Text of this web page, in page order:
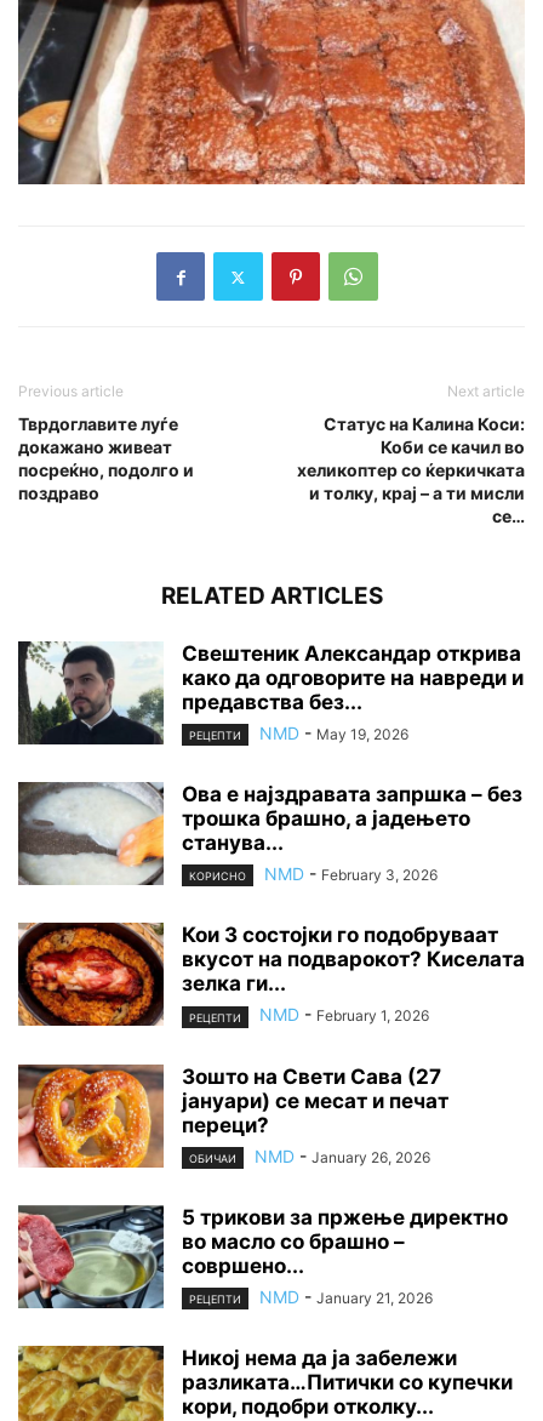
Previous article
Тврдоглавите луѓе
докажано живеат
посреќно, подолго и
поздраво
Next article
Статус на Калина Коси:
Коби се качил во
хеликоптер со ќеркичката
и толку, крај – а ти мисли
се…
RELATED ARTICLES
Свештеник Александар открива
како да одговорите на навреди и
предавства без...
РЕЦЕПТИ NMD - May 19, 2026
Ова е најздравата запршка – без
трошка брашно, а јадењето
станува...
КОРИСНО NMD - February 3, 2026
Кои 3 состојки го подобруваат
вкусот на подварокот? Киселата
зелка ги...
РЕЦЕПТИ NMD - February 1, 2026
Зошто на Свети Сава (27
јануари) се месат и печат
переци?
ОБИЧАИ NMD - January 26, 2026
5 трикови за пржење директно
во масло со брашно –
совршено...
РЕЦЕПТИ NMD - January 21, 2026
Никој нема да ја забележи
разликата…Питички со купечки
кори, подобри отколку...